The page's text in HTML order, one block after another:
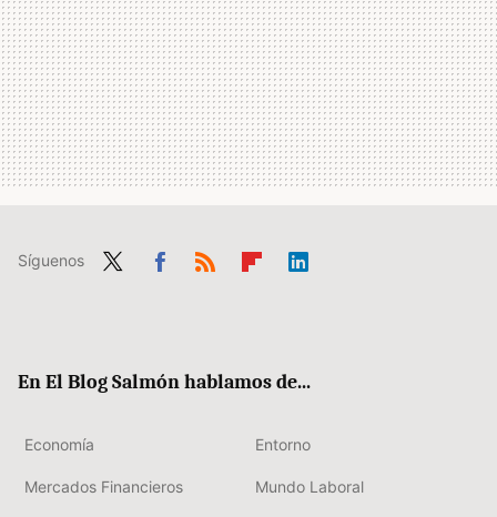
Síguenos
En El Blog Salmón hablamos de...
Economía Entorno
Mercados Financieros Mundo Laboral